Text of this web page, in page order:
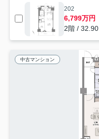
202
6,799万円
2階 /
中古マンション